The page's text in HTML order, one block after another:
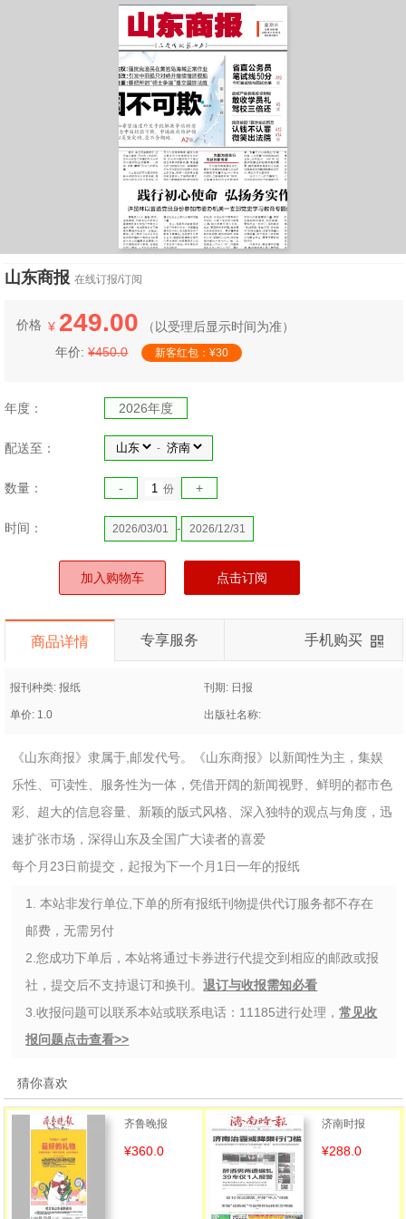
山东商报在线订报/订阅
价格 ¥ 249.00 （ 以受理后显示时间为准）
年价:¥450.0 新客红包：¥30
年度： 2026年度
配送至： -
数量： - 份 +
时间： 2026/03/01 - 2026/12/31
加入购物车 点击订阅
商品详情 专享服务 手机购买
报刊种类: 报纸 刊期: 日报
单价: 1.0 出版社名称:
《山东商报》隶属于,邮发代号。《山东商报》以新闻性为主，集娱
乐性、可读性、服务性为一体，凭借开阔的新闻视野、鲜明的都市色
彩、超大的信息容量、新颖的版式风格、深入独特的观点与角度，迅
速扩张市场，深得山东及全国广大读者的喜爱
每个月23日前提交，起报为下一个月1日一年的报纸
1. 本站非发行单位,下单的所有报纸刊物提供代订服务都不存在
邮费，无需另付
2.您成功下单后，本站将通过卡券进行代提交到相应的邮政或报
社，提交后不支持退订和换刊。退订与收报需知必看
3.收报问题可以联系本站或联系电话：11185进行处理，常见收
报问题点击查看>>
猜你喜欢
齐鲁晚报
¥360.0
济南时报
¥288.0